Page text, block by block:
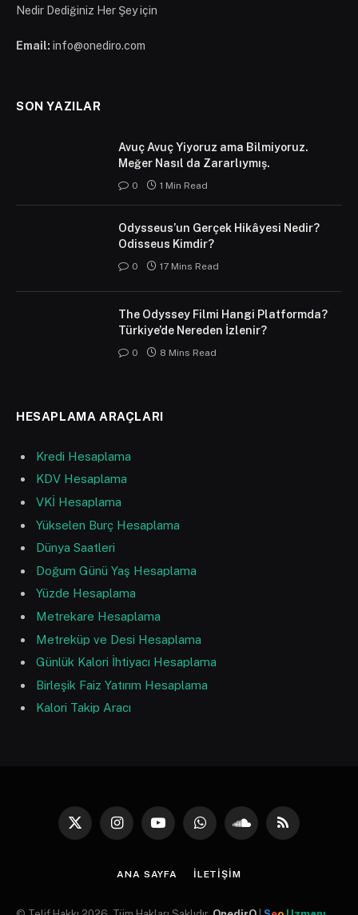
Nedir Dediğiniz Her Şey için
Email: info@onediro.com
SON YAZILAR
Avuç Avuç Yiyoruz ama Bilmiyoruz.
Meğer Nasıl da Zararlıymış.
0 1 Min Read
Odysseus’un Gerçek Hikâyesi Nedir?
Odisseus Kimdir?
0 17 Mins Read
The Odyssey Filmi Hangi Platformda?
Türkiye’de Nereden İzlenir?
0 8 Mins Read
HESAPLAMA ARAÇLARI
Kredi Hesaplama
KDV Hesaplama
VKİ Hesaplama
Yükselen Burç Hesaplama
Dünya Saatleri
Doğum Günü Yaş Hesaplama
Yüzde Hesaplama
Metrekare Hesaplama
Metreküp ve Desi Hesaplama
Günlük Kalori İhtiyacı Hesaplama
Birleşik Faiz Yatırım Hesaplama
Kalori Takip Aracı
X
InstagramYouTubeWhatsAppSoundCloud
RSS
ANA SAYFA İLETIŞIM